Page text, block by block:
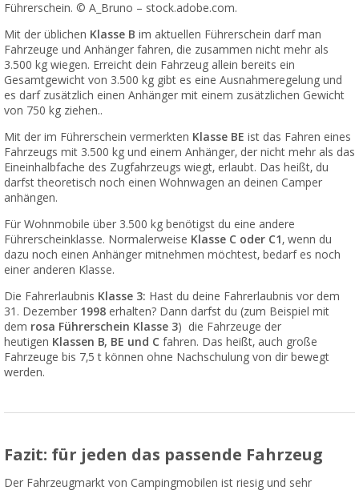
Führerschein. © A_Bruno – stock.adobe.com.
Mit der üblichen Klasse B im aktuellen Führerschein darf man
Fahrzeuge und Anhänger fahren, die zusammen nicht mehr als
3.500 kg wiegen. Erreicht dein Fahrzeug allein bereits ein
Gesamtgewicht von 3.500 kg gibt es eine Ausnahmeregelung und
es darf zusätzlich einen Anhänger mit einem zusätzlichen Gewicht
von 750 kg ziehen..
Mit der im Führerschein vermerkten Klasse BE ist das Fahren eines
Fahrzeugs mit 3.500 kg und einem Anhänger, der nicht mehr als das
Eineinhalbfache des Zugfahrzeugs wiegt, erlaubt. Das heißt, du
darfst theoretisch noch einen Wohnwagen an deinen Camper
anhängen.
Für Wohnmobile über 3.500 kg benötigst du eine andere
Führerscheinklasse. Normalerweise Klasse C oder C1, wenn du
dazu noch einen Anhänger mitnehmen möchtest, bedarf es noch
einer anderen Klasse.
Die Fahrerlaubnis Klasse 3: Hast du deine Fahrerlaubnis vor dem
31. Dezember 1998 erhalten? Dann darfst du (zum Beispiel mit
dem rosa Führerschein Klasse 3)
die Fahrzeuge der
heutigen Klassen B, BE und C fahren. Das heißt, auch große
Fahrzeuge bis 7,5 t können ohne Nachschulung von dir bewegt
werden.
Fazit: für jeden das passende Fahrzeug
Der Fahrzeugmarkt von Campingmobilen ist riesig und sehr